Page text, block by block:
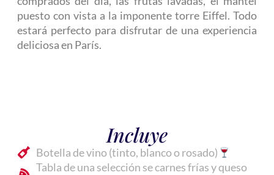
puesto con vista a la imponente torre Eiffel. Todo
estará perfecto para disfrutar de una experiencia
deliciosa en París.
Incluye
Botella de vino (tinto, blanco o rosado)
Tabla de una selección se carnes frías y queso